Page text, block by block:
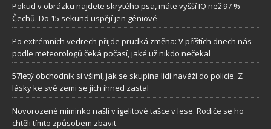
Pokud v obrázku najdete skrytého psa, máte vyšší IQ než 97 %
Čechů. Do 15 sekund uspějí jen géniové
Po extrémních vedrech přijde prudká změna: V příštích dnech nás
podle meteorologů čeká počasí, jaké už nikdo nečekal
57letý obchodník si všiml, jak se skupina lidí naváží do policie. Z
lásky ke své zemi se jich ihned zastal
Novorozené miminko našli v igelitové tašce v lese. Rodiče se ho
chtěli tímto způsobem zbavit